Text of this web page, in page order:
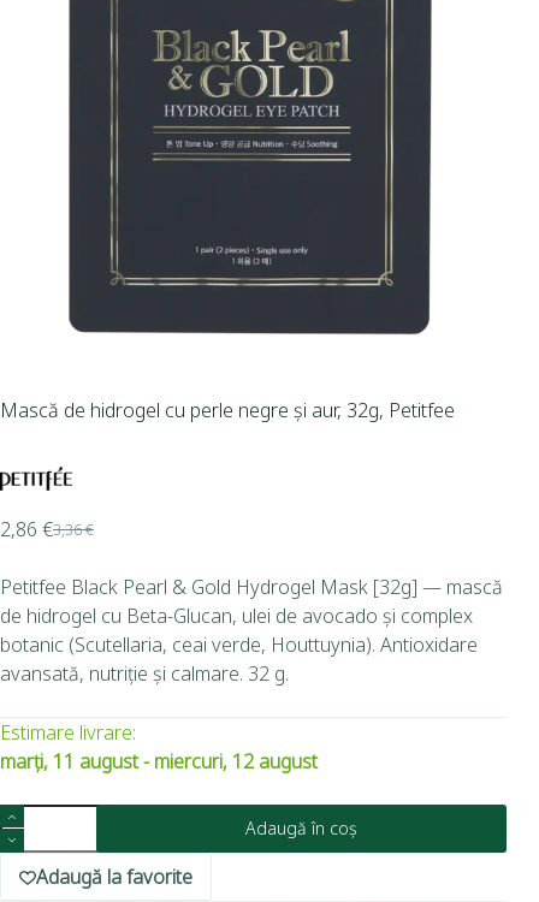
Mască de hidrogel cu perle negre și aur, 32g, Petitfee
3,36€
2,86 €
Petitfee Black Pearl & Gold Hydrogel Mask [32g] — mască
de hidrogel cu Beta-Glucan, ulei de avocado și complex
botanic (Scutellaria, ceai verde, Houttuynia). Antioxidare
avansată, nutriție și calmare. 32 g.
Estimare livrare:
marți, 11 august - miercuri, 12 august
Adaugă în coș
Adaugă la favorite